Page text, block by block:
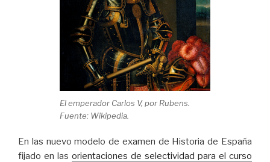
El emperador Carlos V, por Rubens.
Fuente: Wikipedia.
En las nuevo modelo de examen de Historia de España
fijado en las orientaciones de selectividad para el curso